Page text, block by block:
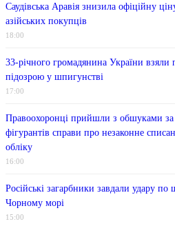
Саудівська Аравія знизила офіційну
азійських покупців
18:00
33-річного громадянина України взяли
підозрою у шпигунстві
17:00
Правоохоронці прийшли з обшуками
фігурантів справи про незаконне
обліку
16:00
Російські загарбники завдали удару
Чорному морі
15:00